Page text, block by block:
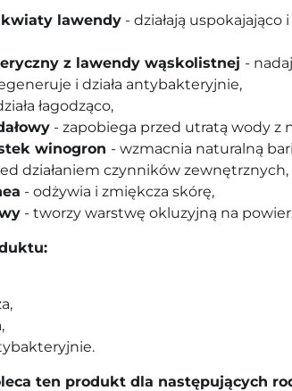
kwiaty lawendy - działają uspokajająco
z lawendy wąskolistnej -
i działa antybakteryjnie,
łagodząco,
- zapobiega przed utratą wody z
winogron - wzmacnia naturalną
działaniem czynników zewnętrznych,
- odżywia i zmiękcza skórę,
- tworzy warstwę okluzyjną na
ten produkt dla następujących